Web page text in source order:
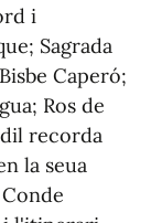
i
Sagrada
Caperó;
Ros de
recorda
la seua